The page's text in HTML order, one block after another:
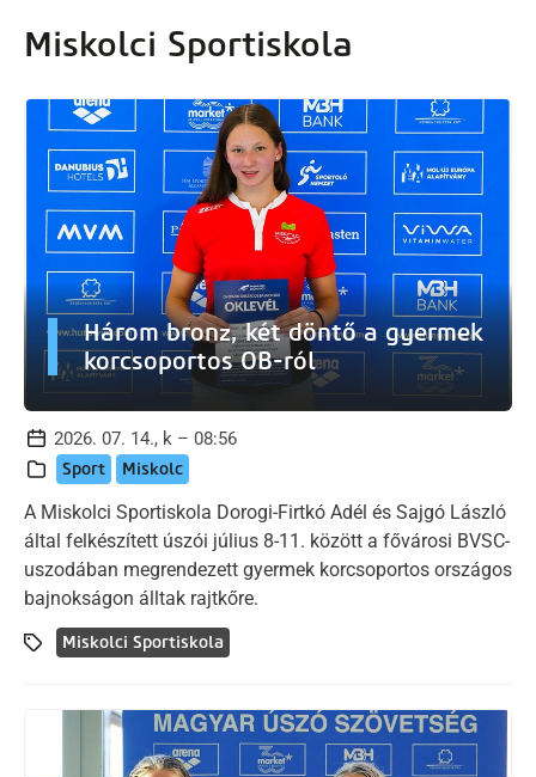
Miskolci Sportiskola
Három bronz, két döntő a gyermek
korcsoportos OB-ról
2026. 07. 14., k – 08:56
Sport Miskolc
A Miskolci Sportiskola Dorogi-Firtkó Adél és Sajgó László
által felkészített úszói július 8-11. között a fővárosi BVSC-
uszodában megrendezett gyermek korcsoportos országos
bajnokságon álltak rajtkőre.
Miskolci Sportiskola